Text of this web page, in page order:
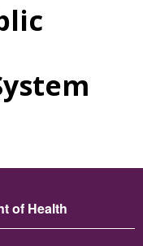
of Health